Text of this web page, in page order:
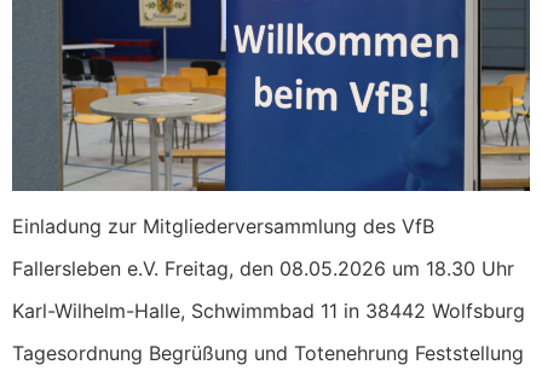
Einladung zur Mitgliederversammlung des VfB
Fallersleben e.V. Freitag, den 08.05.2026 um 18.30 Uhr
Karl-Wilhelm-Halle, Schwimmbad 11 in 38442 Wolfsburg
Tagesordnung Begrüßung und Totenehrung Feststellung